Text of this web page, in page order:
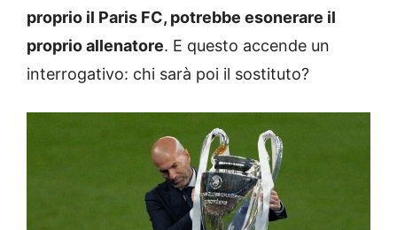
proprio il Paris FC, potrebbe esonerare il
proprio allenatore. E questo accende un
interrogativo: chi sarà poi il sostituto?